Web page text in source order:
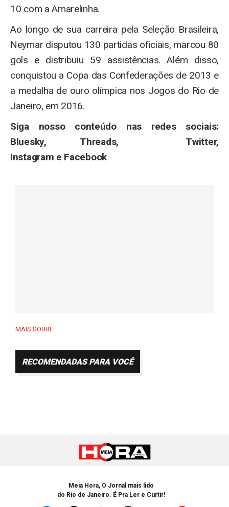
10 com a Amarelinha.
Ao longo de sua carreira pela Seleção Brasileira,
Neymar disputou 130 partidas oficiais, marcou 80
gols e distribuiu 59 assistências. Além disso,
conquistou a Copa das Confederações de 2013 e
a medalha de ouro olímpica nos Jogos do Rio de
Janeiro, em 2016.
Siga nosso conteúdo nas redes sociais:
Bluesky, Threads, Twitter,
Instagram e Facebook
MAIS SOBRE:
RECOMENDADAS PARA VOCÊ
Meia Hora, O Jornal mais lido
do Rio de Janeiro. É Pra Ler e Curtir!